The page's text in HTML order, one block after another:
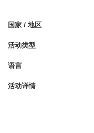
国家 / 地区
活动类型
语言
活动详情